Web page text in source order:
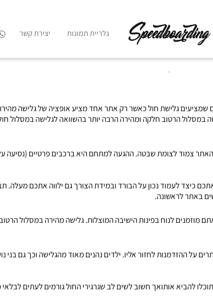
.
גלריית תמונות יצירת קשר
גלישת חול כאשר רק אתר אחד מציע אופציה של גלישה
הרטוב חלקה ומהירה הרבה יותר בהשוואה לגלישה במסלול
כיצד לעמוד נכון על הבורד ובמידת הצורך גם ילווה אתכם
באתר לראשונה.
מוזמנים לנוח בפינות הישיבה המוצלות. גלישה מהירה במסלול
ההזדמנות לחזור אליו. ילדים נהנים מאוד מהגלישה וכך גם בני
להביא אותואך חשוב לשים לב שגרגירי החול גורמים לעתים לבלאי